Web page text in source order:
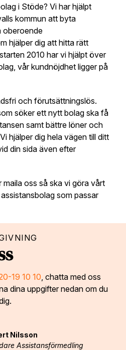
i Stöde? Vi har hjälpt
kommun att byta
oberoende
hjälper dig att hitta rätt
2010 har vi hjälpt över
vår kundnöjdhet ligger på
och förutsättningslös.
söker ett nytt bolag ska få
samt bättre löner och
hjälper dig hela vägen till ditt
din sida även efter
maila oss så ska vi göra vårt
som passar
19 10 10 , chatta med oss
dina uppgifter nedan om du
Nilsson
Assistansförmedling